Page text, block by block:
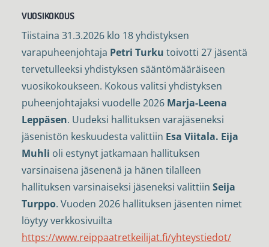
VUOSIKOKOUS
Tiistaina 31.3.2026 klo 18 yhdistyksen
varapuheenjohtaja Petri Turku toivotti 27 jäsentä
tervetulleeksi yhdistyksen sääntömääräiseen
vuosikokoukseen. Kokous valitsi yhdistyksen
puheenjohtajaksi vuodelle 2026 Marja-Leena
Leppäsen. Uudeksi hallituksen varajäseneksi
jäsenistön keskuudesta valittiin Esa Viitala. Eija
Muhli oli estynyt jatkamaan hallituksen
varsinaisena jäsenenä ja hänen tilalleen
hallituksen varsinaiseksi jäseneksi valittiin Seija
Turppo. Vuoden 2026 hallituksen jäsenten nimet
löytyy verkkosivuilta
https://www.reippaatretkeilijat.fi/yhteystiedot/